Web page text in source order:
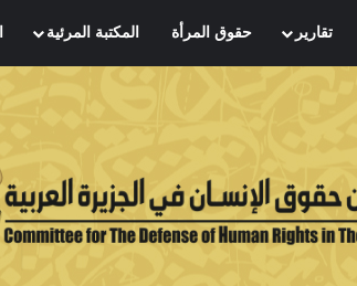
تقارير حقوق المرأة المكتبة المرئية